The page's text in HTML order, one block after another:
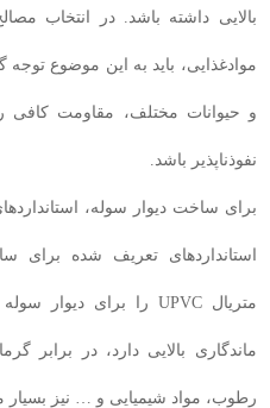
بالایی داشته باشد. در انتخاب
موادغذایی، باید به این موضوع
و حیوانات مختلف، مقاومت کافی
نفوذناپذیر باشد.
برای ساخت دیوار سوله،
استانداردهای تعریف شده برای
ماندگاری بالایی دارد، در برابر
رطوب، مواد شیمیایی و … نیز